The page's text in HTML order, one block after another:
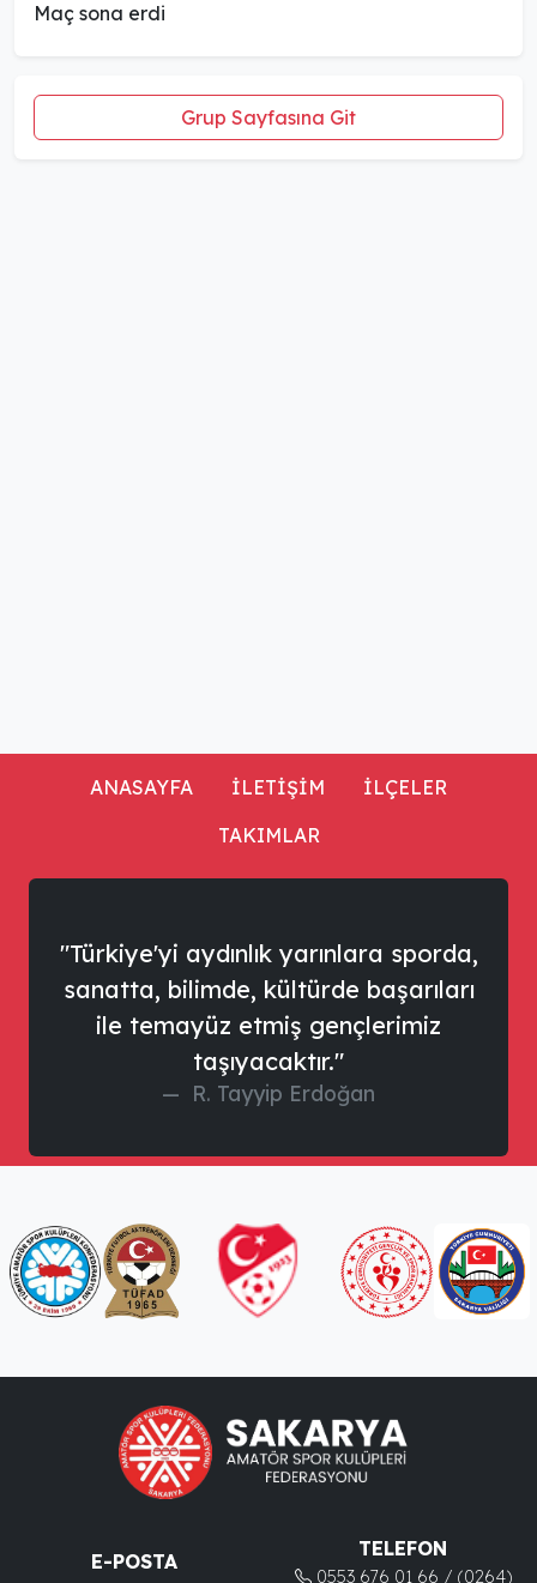
Maç sona erdi
Grup Sayfasına Git
ANASAYFA İLETİŞİM
İLÇELER
TAKIMLAR
"Türkiye'yi aydınlık yarınlara sporda,
sanatta, bilimde, kültürde başarıları
ile temayüz etmiş gençlerimiz
taşıyacaktır."
R. Tayyip Erdoğan
E-POSTA
TELEFON
0553 676 01 66 / (0264)